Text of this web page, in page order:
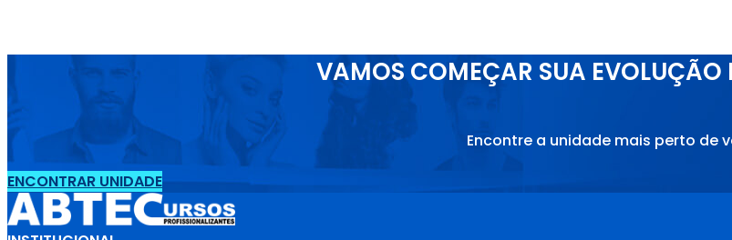
VAMOS COMEÇAR SUA EVOLUÇÃO
Encontre a unidade mais perto de
ENCONTRAR UNIDADE